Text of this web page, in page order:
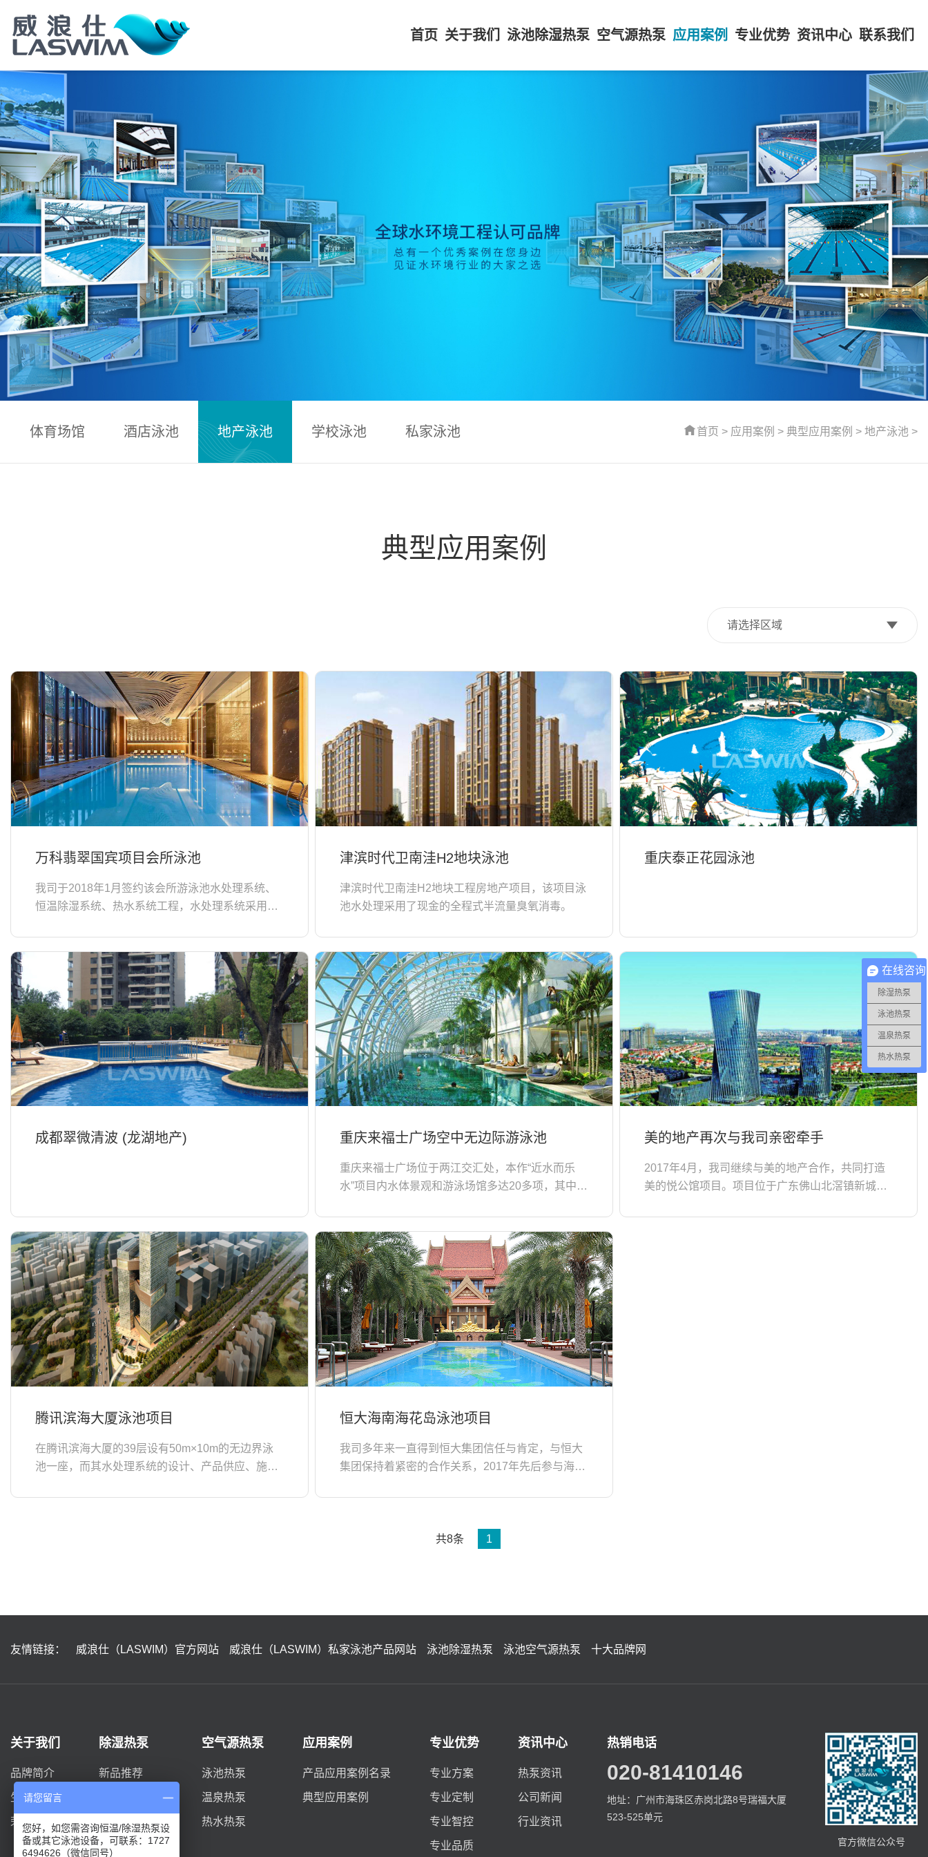
首页 关于我们 泳池除湿热泵 空气源热泵 应用案例 专业优势 资讯中心 联系我们
体育场馆 酒店泳池 地产泳池 学校泳池 私家泳池 首页 > 应用案例 > 典型应用案例 > 地产泳池 >
典型应用案例
请选择区域
万科翡翠国宾项目会所泳池
我司于2018年1月签约该会所游泳池水处理系统、
恒温除湿系统、热水系统工程，水处理系统采用性
津滨时代卫南洼H2地块泳池
津滨时代卫南洼H2地块工程房地产项目，该项目泳
池水处理采用了现金的全程式半流量臭氧消毒。
重庆泰正花园泳池
成都翠微清波 (龙湖地产) 重庆来福士广场空中无边际游泳池
重庆来福士广场位于两江交汇处，本作“近水而乐
水”项目内水体景观和游泳场馆多达20多项，其中最
美的地产再次与我司亲密牵手
2017年4月，我司继续与美的地产合作，共同打造
美的悦公馆项目。项目位于广东佛山北滘镇新城区
腾讯滨海大厦泳池项目
在腾讯滨海大厦的39层设有50m×10m的无边界泳
池一座，而其水处理系统的设计、产品供应、施工
恒大海南海花岛泳池项目
我司多年来一直得到恒大集团信任与肯定，与恒大
集团保持着紧密的合作关系，2017年先后参与海花
共8条 1
友情链接： 威浪仕（LASWIM）官方网站 威浪仕（LASWIM）私家泳池产品网站 泳池除湿热泵 泳池空气源热泵 十大品牌网
关于我们
品牌简介
生产实力
荣誉资质
除湿热泵
新品推荐
柜式系列
双风机D系列
空气源热泵
泳池热泵
温泉热泵
热水热泵
应用案例
产品应用案例名录
典型应用案例
专业优势
专业方案
专业定制
专业智控
专业品质
资讯中心
热泵资讯
公司新闻
行业资讯
热销电话
020-81410146
地址：广州市海珠区赤岗北路8号瑞福大厦
523-525单元
官方微信公众号
在线咨询
除湿热泵
泳池热泵
温泉热泵
热水热泵
请您留言
您好，如您需咨询恒温/除湿热泵设
备或其它泳池设备，可联系：1727
6494626（微信同号）